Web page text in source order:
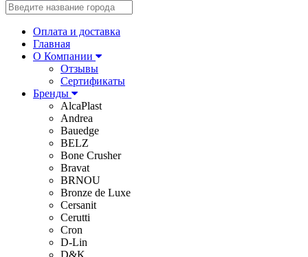
Оплата и доставка
Главная
О Компании
Отзывы
Сертификаты
Бренды
AlcaPlast
Andrea
Bauedge
BELZ
Bone Crusher
Bravat
BRNOU
Bronze de Luxe
Cersanit
Cerutti
Cron
D-Lin
D&K